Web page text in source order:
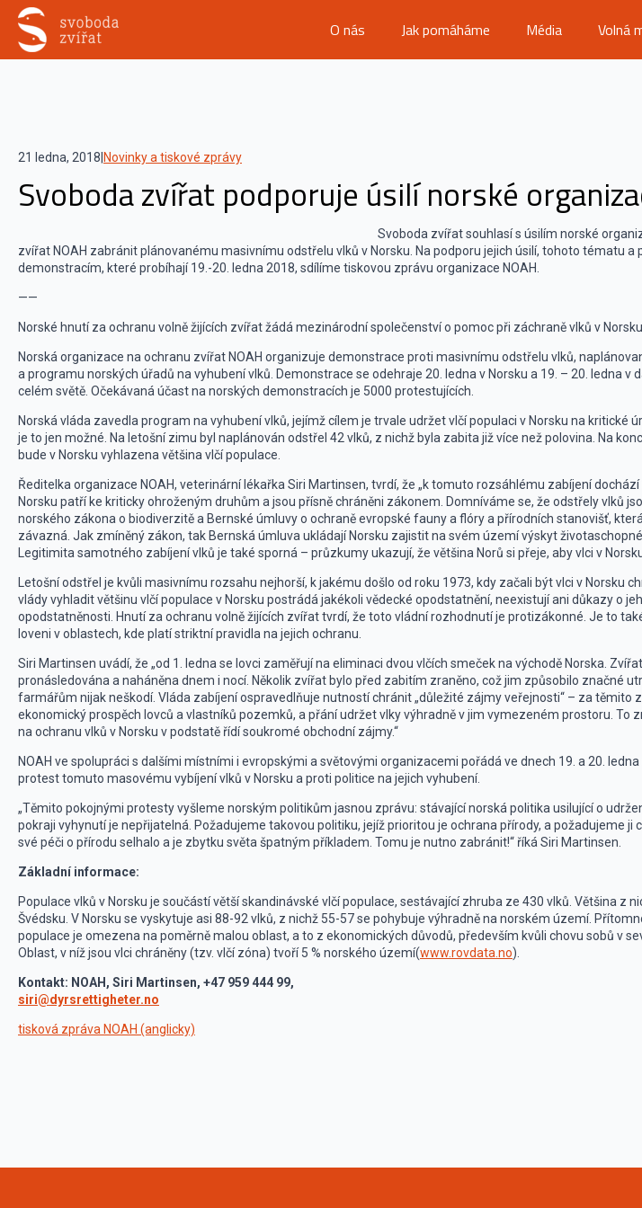
O nás Jak pomáháme Média Volná
21 ledna, 2018 Novinky a tiskové zprávy
Svoboda zvířat podporuje úsilí norské
Svoboda zvířat souhlasí s úsilím norské
zvířat NOAH zabránit plánovanému masivnímu odstřelu vlků v Norsku. Na podporu jejich úsilí, tohoto tématu a
demonstracím, které probíhají 19.-20. ledna 2018, sdílíme tiskovou zprávu organizace NOAH.
——
Norské hnutí za ochranu volně žijících zvířat žádá mezinárodní společenství o pomoc při záchraně vlků v Norsku
Norská organizace na ochranu zvířat NOAH organizuje demonstrace proti masivnímu odstřelu vlků,
a programu norských úřadů na vyhubení vlků. Demonstrace se odehraje 20. ledna v Norsku a 19. – 20. ledna v
celém světě. Očekávaná účast na norských demonstracích je 5000 protestujících.
Norská vláda zavedla program na vyhubení vlků, jejímž cílem je trvale udržet vlčí populaci v Norsku na kritické
je to jen možné. Na letošní zimu byl naplánován odstřel 42 vlků, z nichž byla zabita již více než polovina. Na
bude v Norsku vyhlazena většina vlčí populace.
Ředitelka organizace NOAH, veterinární lékařka Siri Martinsen, tvrdí, že „k tomuto rozsáhlému zabíjení dochází
Norsku patří ke kriticky ohroženým druhům a jsou přísně chráněni zákonem. Domníváme se, že odstřely vlků
norského zákona o biodiverzitě a Bernské úmluvy o ochraně evropské fauny a flóry a přírodních stanovišť,
závazná. Jak zmíněný zákon, tak Bernská úmluva ukládají Norsku zajistit na svém území výskyt životaschopné
Legitimita samotného zabíjení vlků je také sporná – průzkumy ukazují, že většina Norů si přeje, aby vlci v
Letošní odstřel je kvůli masivnímu rozsahu nejhorší, k jakému došlo od roku 1973, kdy začali být vlci v Norsku
vlády vyhladit většinu vlčí populace v Norsku postrádá jakékoli vědecké opodstatnění, neexistují ani důkazy o
opodstatněnosti. Hnutí za ochranu volně žijících zvířat tvrdí, že toto vládní rozhodnutí je protizákonné. Je to
loveni v oblastech, kde platí striktní pravidla na jejich ochranu.
Siri Martinsen uvádí, že „od 1. ledna se lovci zaměřují na eliminaci dvou vlčích smeček na východě Norska.
pronásledována a naháněna dnem i nocí. Několik zvířat bylo před zabitím zraněno, což jim způsobilo značné
farmářům nijak neškodí. Vláda zabíjení ospravedlňuje nutností chránit „důležité zájmy veřejnosti“ – za těmito
ekonomický prospěch lovců a vlastníků pozemků, a přání udržet vlky výhradně v jim vymezeném prostoru. To
na ochranu vlků v Norsku v podstatě řídí soukromé obchodní zájmy.“
NOAH ve spolupráci s dalšími místními i evropskými a světovými organizacemi pořádá ve dnech 19. a 20.
protest tomuto masovému vybíjení vlků v Norsku a proti politice na jejich vyhubení.
„Těmito pokojnými protesty vyšleme norským politikům jasnou zprávu: stávající norská politika usilující o
pokraji vyhynutí je nepřijatelná. Požadujeme takovou politiku, jejíž prioritou je ochrana přírody, a požadujeme ji
své péči o přírodu selhalo a je zbytku světa špatným příkladem. Tomu je nutno zabránit!“ říká Siri Martinsen.
Základní informace:
Populace vlků v Norsku je součástí větší skandinávské vlčí populace, sestávající zhruba ze 430 vlků. Většina z
Švédsku. V Norsku se vyskytuje asi 88-92 vlků, z nichž 55-57 se pohybuje výhradně na norském území.
populace je omezena na poměrně malou oblast, a to z ekonomických důvodů, především kvůli chovu sobů v
Oblast, v níž jsou vlci chráněny (tzv. vlčí zóna) tvoří 5 % norského území(www.rovdata.no).
Kontakt: NOAH, Siri Martinsen, +47 959 444 99,
siri@dyrsrettigheter.no
tisková zpráva NOAH (anglicky)